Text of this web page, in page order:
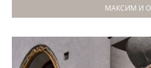
МАКСИМ И